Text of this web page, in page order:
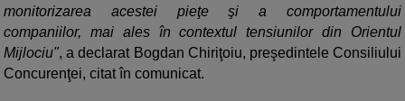
monitorizarea acestei pieţe şi a comportamentului
companiilor, mai ales în contextul tensiunilor din Orientul
Mijlociu", a declarat Bogdan Chiriţoiu, preşedintele Consiliului
Concurenţei, citat în comunicat.